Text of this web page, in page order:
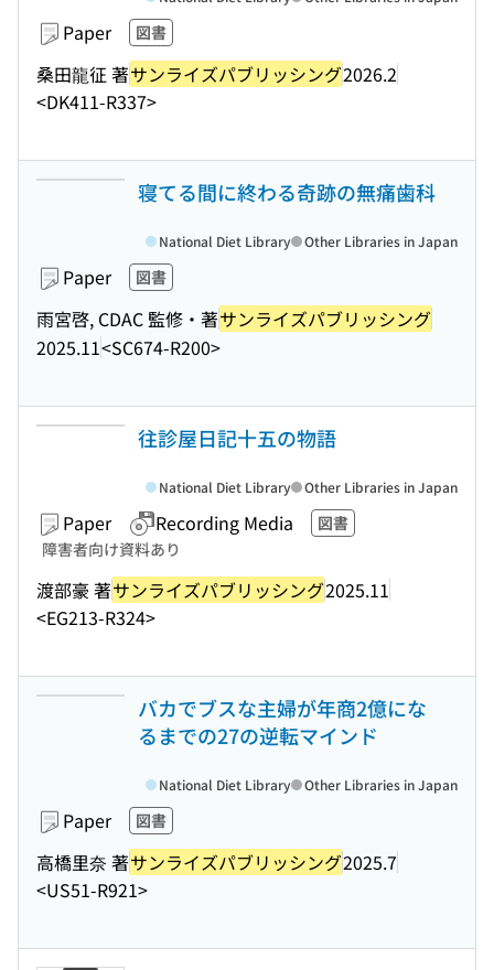
Paper 図書
桑田龍征 著サンライズパブリッシング2026.2
<DK411-R337>
寝てる間に終わる奇跡の無痛歯科
Paper 図書
雨宮啓, CDAC 監修・著サンライズパブリッシング
2025.11<SC674-R200>
National Diet Library Other Libraries in Japan
往診屋日記十五の物語
Paper Recording Media
図書
障害者向け資料あり
渡部豪 著サンライズパブリッシング2025.11
<EG213-R324>
National Diet Library Other Libraries in Japan
バカでブスな主婦が年商2億にな
るまでの27の逆転マインド
Paper 図書
高橋里奈 著サンライズパブリッシング2025.7
<US51-R921>
National Diet Library Other Libraries in Japan